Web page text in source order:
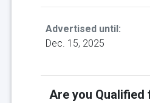
Advertised until:
Dec. 15, 2025
Are you Qualified